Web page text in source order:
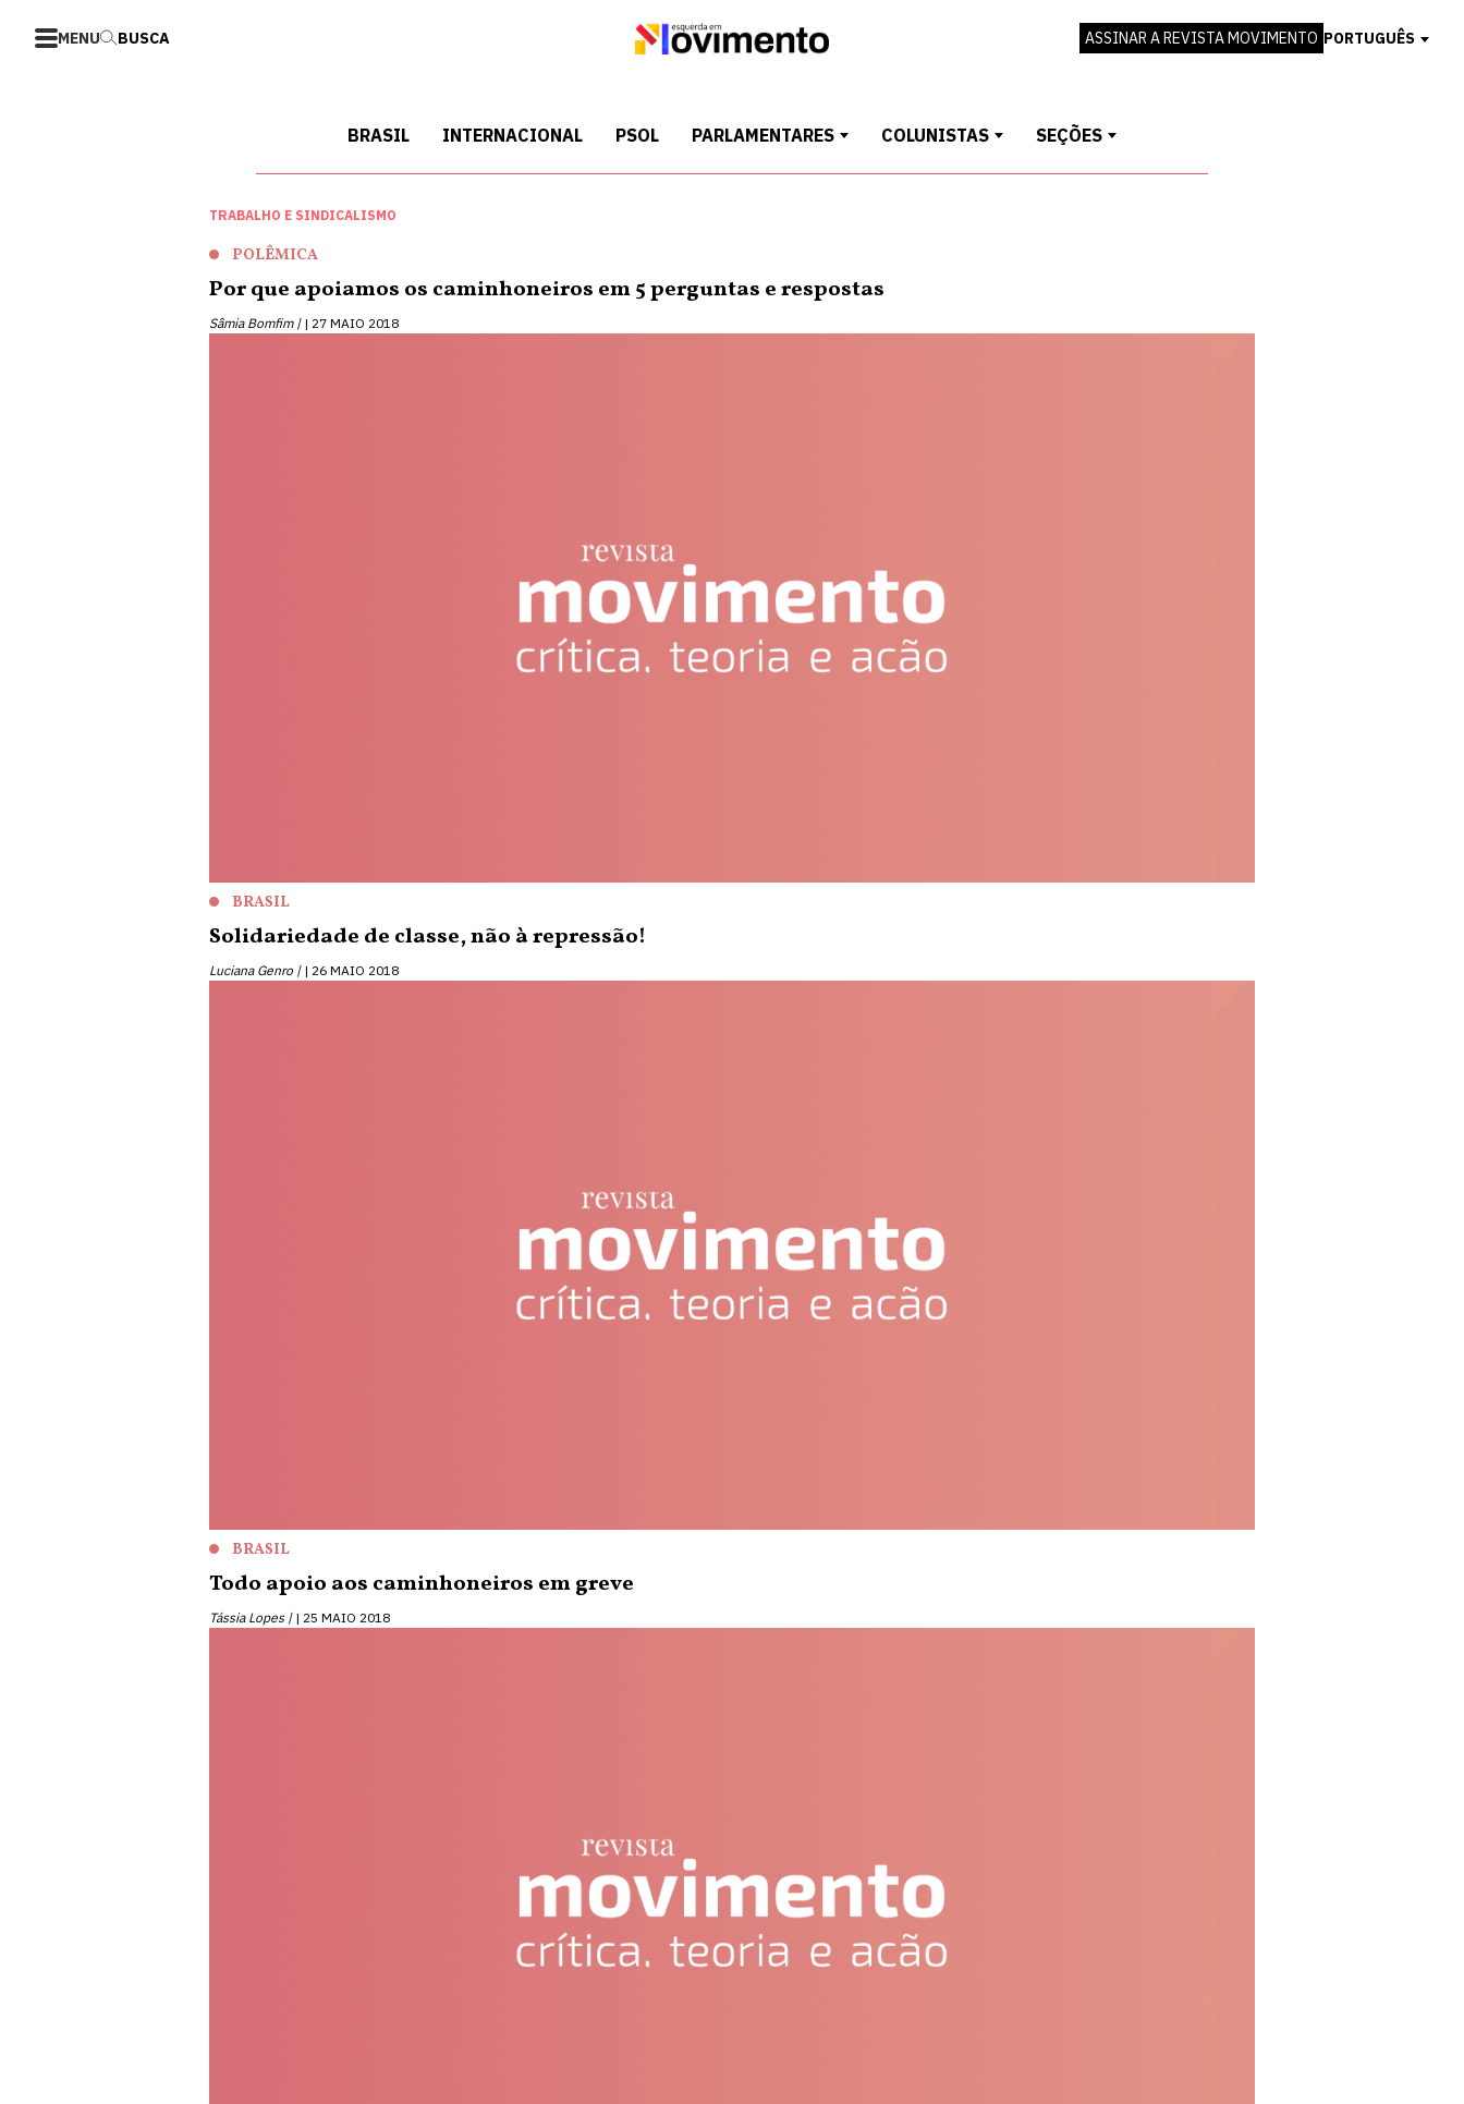
MENU BUSCA ASSINAR A REVISTA MOVIMENTO PORTUGUÊS
BRASIL INTERNACIONAL PSOL PARLAMENTARES COLUNISTAS SEÇÕES
TRABALHO E SINDICALISMO
POLÊMICA
Por que apoiamos os caminhoneiros em 5 perguntas e respostas
Sâmia Bomfim | 27 MAIO 2018
BRASIL
Solidariedade de classe, não à repressão!
Luciana Genro | 26 MAIO 2018
BRASIL
Todo apoio aos caminhoneiros em greve
Tássia Lopes | 25 MAIO 2018